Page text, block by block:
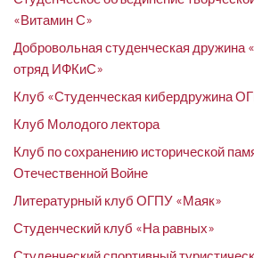
«Витамин С»
Добровольная студенческая дружина
отряд ИФКиС»
Клуб «Студенческая кибердружина
Клуб Молодого лектора
Клуб по сохранению исторической
Отечественной Войне
Литературный клуб ОГПУ «Маяк»
Студенческий клуб «На равных»